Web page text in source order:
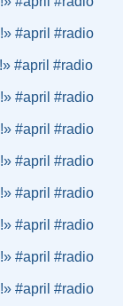
#april #radio
#april #radio
#april #radio
#april #radio
#april #radio
#april #radio
#april #radio
#april #radio
#april #radio